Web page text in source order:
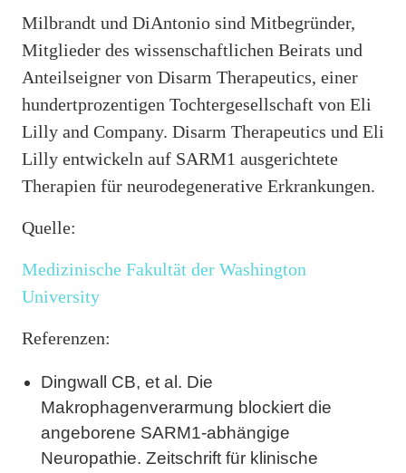
Milbrandt und DiAntonio sind Mitbegründer,
Mitglieder des wissenschaftlichen Beirats und
Anteilseigner von Disarm Therapeutics, einer
hundertprozentigen Tochtergesellschaft von Eli
Lilly and Company. Disarm Therapeutics und Eli
Lilly entwickeln auf SARM1 ausgerichtete
Therapien für neurodegenerative Erkrankungen.
Quelle:
Medizinische Fakultät der Washington
University
Referenzen:
Dingwall CB, et al. Die
Makrophagenverarmung blockiert die
angeborene SARM1-abhängige
Neuropathie. Zeitschrift für klinische